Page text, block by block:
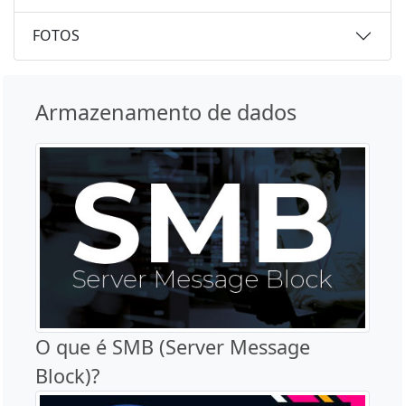
FOTOS
Armazenamento de dados
O que é SMB (Server Message
Block)?